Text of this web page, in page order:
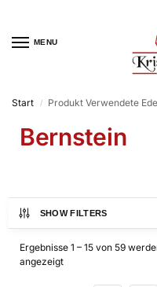
MENU
Start / Produkt Verwendete
Bernstein
SHOW FILTERS
Ergebnisse 1 – 15 von 59
angezeigt